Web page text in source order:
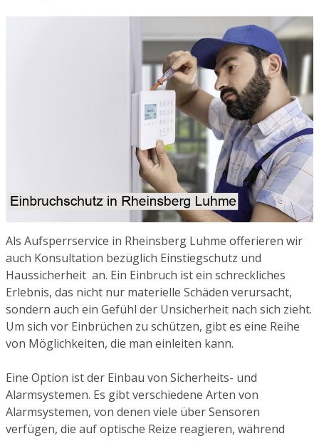
Als Aufsperrservice in Rheinsberg Luhme offerieren wir
auch Konsultation bezüglich Einstiegschutz und
Haussicherheit an. Ein Einbruch ist ein schreckliches
Erlebnis, das nicht nur materielle Schäden verursacht,
sondern auch ein Gefühl der Unsicherheit nach sich zieht.
Um sich vor Einbrüchen zu schützen, gibt es eine Reihe
von Möglichkeiten, die man einleiten kann.
Eine Option ist der Einbau von Sicherheits- und
Alarmsystemen. Es gibt verschiedene Arten von
Alarmsystemen, von denen viele über Sensoren
verfügen, die auf optische Reize reagieren, während